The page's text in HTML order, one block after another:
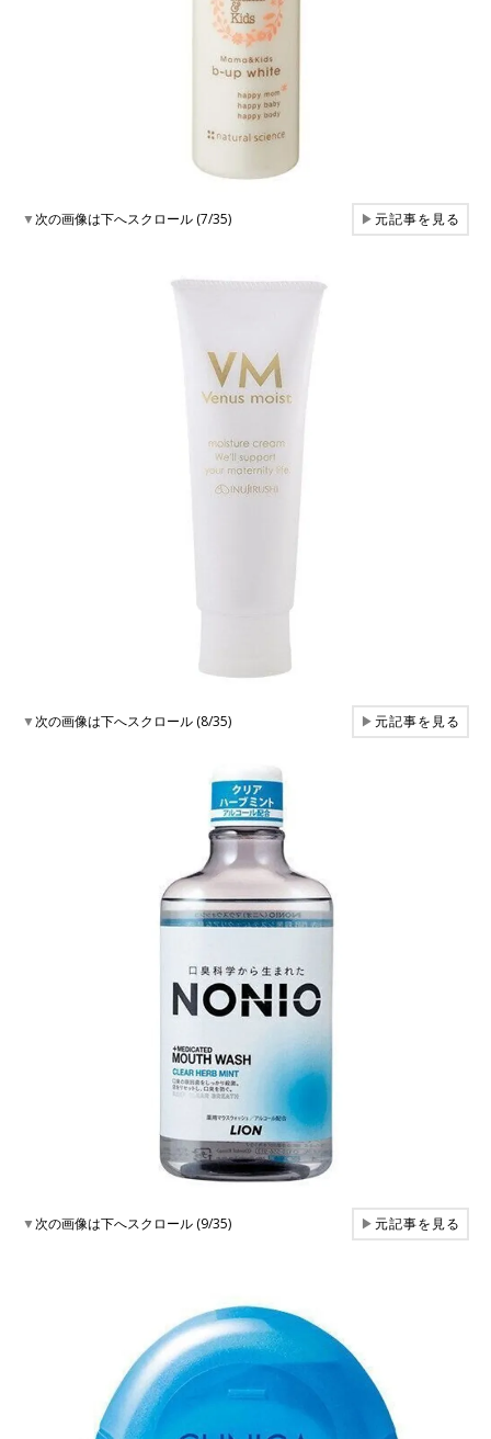
▼次の画像は下へスクロール (7/35) ▶元記事を見る
▼次の画像は下へスクロール (8/35) ▶元記事を見る
▼次の画像は下へスクロール (9/35) ▶元記事を見る